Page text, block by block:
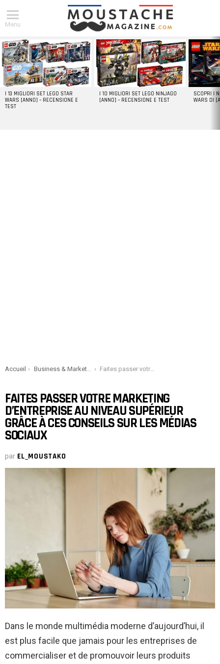
Menu
DERNIERS
ARTICLES
I 13 MIGLIORI SET LEGO STAR
WARS [ANNO] – RECENSIONE E
TEST
I 10 MIGLIORI SET LEGO NINJAGO
[ANNO] – RECENSIONE E TEST
SCOPRI I
WARS DI
You are here:
Accueil Business & Marketing Faites passer votre marketing d’entreprise au niveau supérieur grâce à ces conseils sur les médias sociaux
FAITES PASSER VOTRE MARKETING
D’ENTREPRISE AU NIVEAU SUPÉRIEUR
GRÂCE À CES CONSEILS SUR LES MÉDIAS
SOCIAUX
par EL_MOUSTAKO
Dans le monde multimédia moderne d’aujourd’hui, il
est plus facile que jamais pour les entreprises de
commercialiser et de promouvoir leurs produits